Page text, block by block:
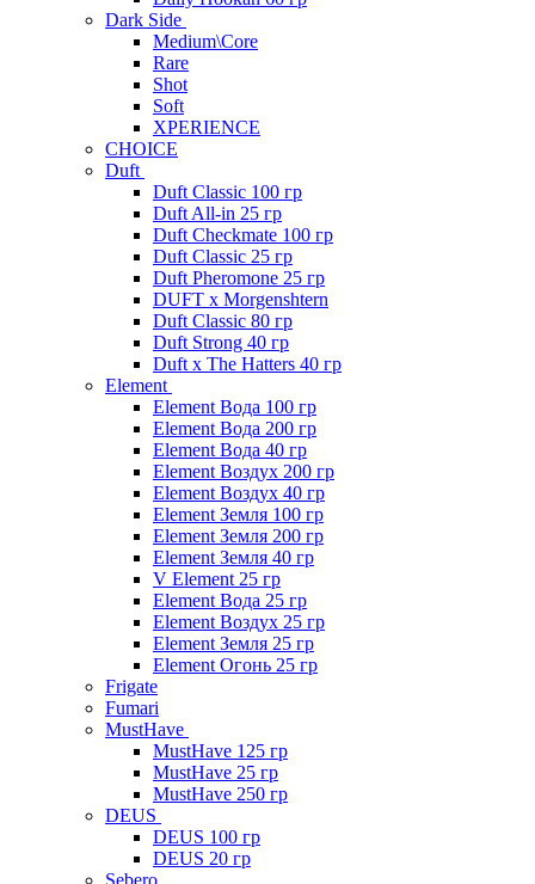
Dark Side
Medium\Core
Rare
Shot
Soft
XPERIENCE
CHOICE
Duft
Duft Classic 100 гр
Duft All-in 25 гр
Duft Checkmate 100 гр
Duft Classic 25 гр
Duft Pheromone 25 гр
DUFT x Morgenshtern
Duft Classic 80 гр
Duft Strong 40 гр
Duft x The Hatters 40 гр
Element
Element Вода 100 гр
Element Вода 200 гр
Element Вода 40 гр
Element Воздух 200 гр
Element Воздух 40 гр
Element Земля 100 гр
Element Земля 200 гр
Element Земля 40 гр
V Element 25 гр
Element Вода 25 гр
Element Воздух 25 гр
Element Земля 25 гр
Element Огонь 25 гр
Frigate
Fumari
MustHave
MustHave 125 гр
MustHave 25 гр
MustHave 250 гр
DEUS
DEUS 100 гр
DEUS 20 гр
Sebero